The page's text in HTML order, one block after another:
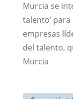
Murcia se
talento’
empresas
del talento,
Murcia